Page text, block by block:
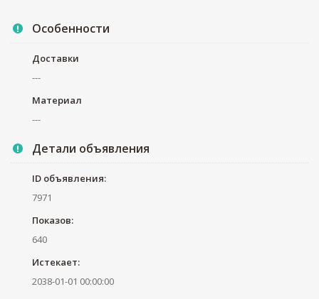
Особенности
Доставки
---
Материал
---
Детали объявления
ID объявления:
7971
Показов:
640
Истекает:
2038-01-01 00:00:00